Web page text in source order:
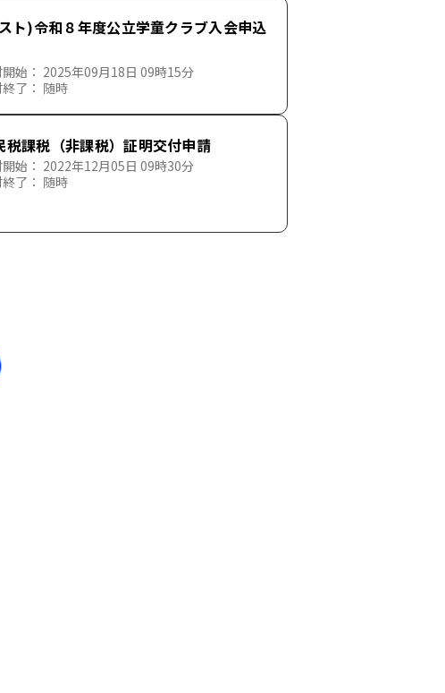
ト)令和８年度公立学童クラブ入会申込
開始： 2025年09月18日 09時15分
了： 随時
税課税（非課税）証明交付申請
開始： 2022年12月05日 09時30分
了： 随時